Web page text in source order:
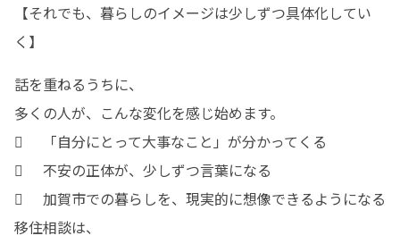
【それでも、暮らしのイメージは少しずつ具体化してい
く】
話を重ねるうちに、
多くの人が、こんな変化を感じ始めます。
	「自分にとって大事なこと」が分かってくる
	不安の正体が、少しずつ言葉になる
	加賀市での暮らしを、現実的に想像できるようになる
移住相談は、